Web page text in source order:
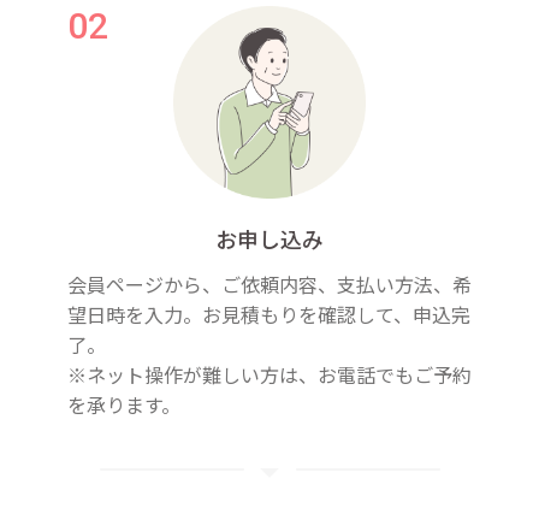
お申し込み
会員ページから、ご依頼内容、支払い方法、希
望日時を入力。お見積もりを確認して、申込完
了。
※ネット操作が難しい方は、お電話でもご予約
を承ります。